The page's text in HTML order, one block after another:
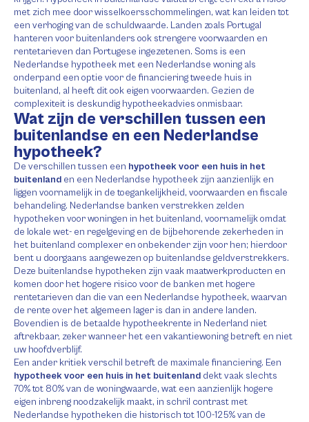
met zich mee door wisselkoersschommelingen, wat kan leiden tot
een verhoging van de schuldwaarde. Landen zoals Portugal
hanteren voor buitenlanders ook strengere voorwaarden en
rentetarieven dan Portugese ingezetenen. Soms is een
Nederlandse hypotheek met een Nederlandse woning als
onderpand een optie voor de financiering tweede huis in
buitenland, al heeft dit ook eigen voorwaarden. Gezien de
complexiteit is deskundig hypotheekadvies onmisbaar.
Wat zijn de verschillen tussen een
buitenlandse en een Nederlandse
hypotheek?
De verschillen tussen een hypotheek voor een huis in het
buitenland en een Nederlandse hypotheek zijn aanzienlijk en
liggen voornamelijk in de toegankelijkheid, voorwaarden en fiscale
behandeling. Nederlandse banken verstrekken zelden
hypotheken voor woningen in het buitenland, voornamelijk omdat
de lokale wet- en regelgeving en de bijbehorende zekerheden in
het buitenland complexer en onbekender zijn voor hen; hierdoor
bent u doorgaans aangewezen op buitenlandse geldverstrekkers.
Deze buitenlandse hypotheken zijn vaak maatwerkproducten en
komen door het hogere risico voor de banken met hogere
rentetarieven dan die van een Nederlandse hypotheek, waarvan
de rente over het algemeen lager is dan in andere landen.
Bovendien is de betaalde hypotheekrente in Nederland niet
aftrekbaar, zeker wanneer het een vakantiewoning betreft en niet
uw hoofdverblijf.
Een ander kritiek verschil betreft de maximale financiering. Een
hypotheek voor een huis in het buitenland dekt vaak slechts
70% tot 80% van de woningwaarde, wat een aanzienlijk hogere
eigen inbreng noodzakelijk maakt, in schril contrast met
Nederlandse hypotheken die historisch tot 100-125% van de